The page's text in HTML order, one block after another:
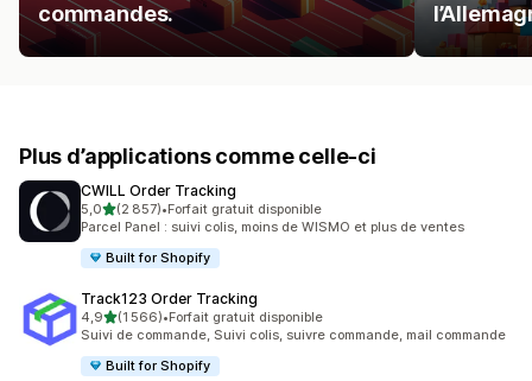
commandes.
Plus d’applications comme celle-ci
CWILL Order Tracking
5,0étoile(s) sur 5
(2 857)
2857 avis au total
•Forfait gratuit disponible
Parcel Panel : suivi colis, moins de WISMO et plus de ventes
Built for Shopify
Track123 Order Tracking
4,9étoile(s) sur 5
(1 566)
1566 avis au total
•Forfait gratuit disponible
Suivi de commande, Suivi colis, suivre commande, mail commande
Built for Shopify